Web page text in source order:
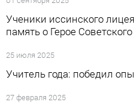
Ученики иссинского
память о Герое
25 июля 2025
Учитель года: победил
27 февраля 2025